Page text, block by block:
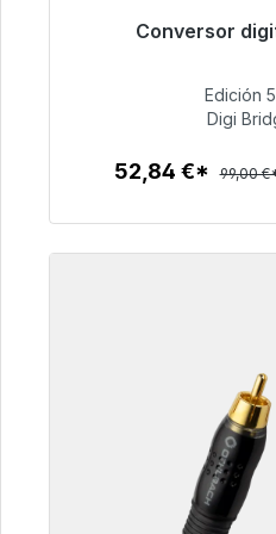
Conversor
Listo para envío
Edición
Digi
52,84 €* 99,00